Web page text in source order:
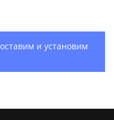
и установим